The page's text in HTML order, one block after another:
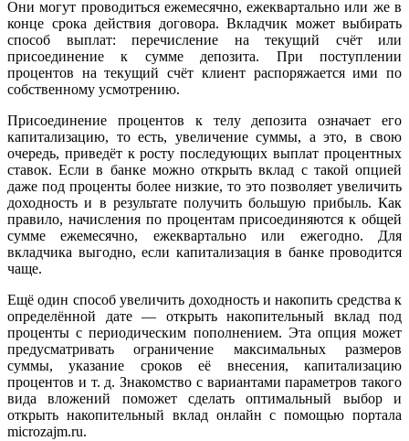
Они могут проводиться ежемесячно, ежеквартально или же в
конце срока действия договора. Вкладчик может выбирать
способ выплат: перечисление на текущий счёт или
присоединение к сумме депозита. При поступлении
процентов на текущий счёт клиент распоряжается ими по
собственному усмотрению.
Присоединение процентов к телу депозита означает его
капитализацию, то есть, увеличение суммы, а это, в свою
очередь, приведёт к росту последующих выплат процентных
ставок. Если в банке можно открыть вклад с такой опцией
даже под проценты более низкие, то это позволяет увеличить
доходность и в результате получить большую прибыль. Как
правило, начисления по процентам присоединяются к общей
сумме ежемесячно, ежеквартально или ежегодно. Для
вкладчика выгодно, если капитализация в банке проводится
чаще.
Ещё один способ увеличить доходность и накопить средства к
определённой дате — открыть накопительный вклад под
проценты с периодическим пополнением. Эта опция может
предусматривать ограничение максимальных размеров
суммы, указание сроков её внесения, капитализацию
процентов и т. д. Знакомство с вариантами параметров такого
вида вложений поможет сделать оптимальный выбор и
открыть накопительный вклад онлайн с помощью портала
microzajm.ru.